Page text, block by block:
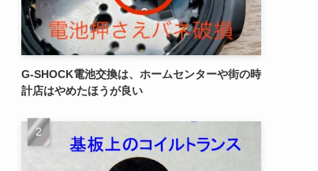
G-SHOCK電池交換は、ホームセンターや街の時
計店はやめたほうが良い